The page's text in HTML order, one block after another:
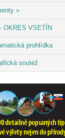
»
OKRES VSETÍN
prohlídka
soutež